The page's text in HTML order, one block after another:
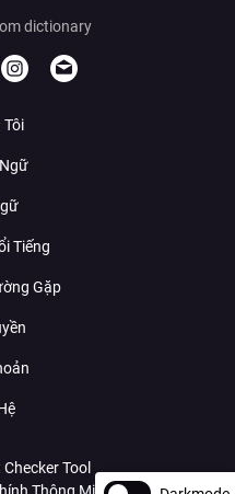
dictionary
Tôi
Tiếng
Gặp
Tool